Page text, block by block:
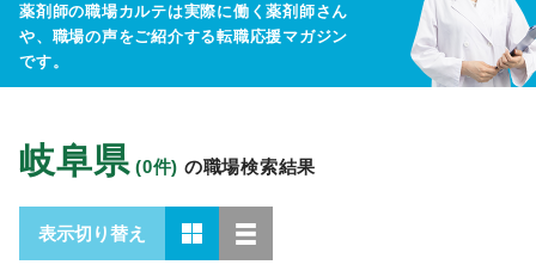
薬剤師の職場カルテは実際に働く薬剤師さん
や、 職場の声をご紹介する転職応援マガジン
です。
岐阜県 (0件) の職場検索結果
表示切り替え